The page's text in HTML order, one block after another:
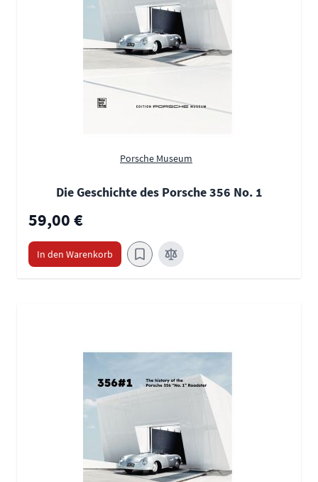
Porsche Museum
Die Geschichte des Porsche 356 No. 1
59,00 €
In den Warenkorb